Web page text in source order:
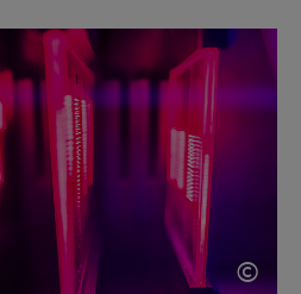
©